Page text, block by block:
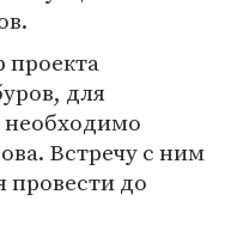
проекта
для
необходимо
Встречу с ним
до